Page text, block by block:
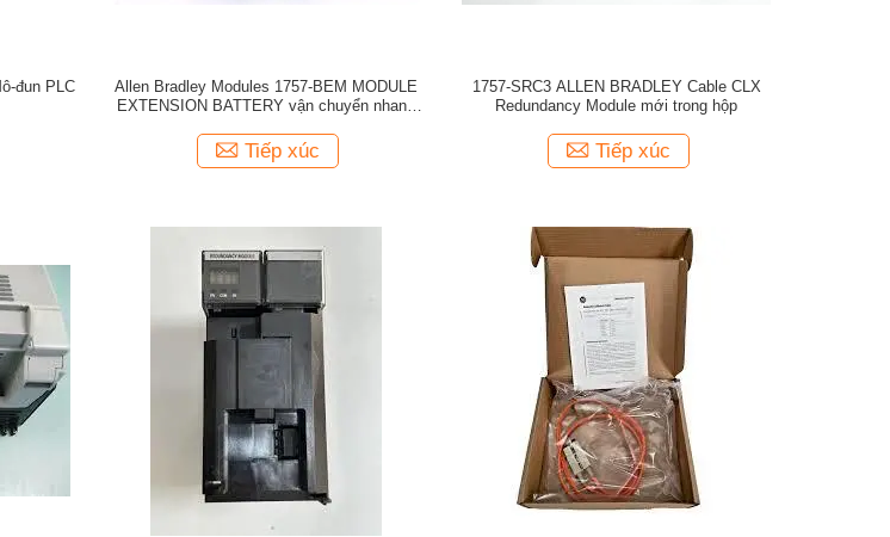
đun PLC
Allen Bradley Modules 1757-BEM MODULE
EXTENSION BATTERY vận chuyển nhanh
Tiếp xúc
1757-SRC3 ALLEN BRADLEY Cable CLX
Redundancy Module mới trong hộp
Tiếp xúc